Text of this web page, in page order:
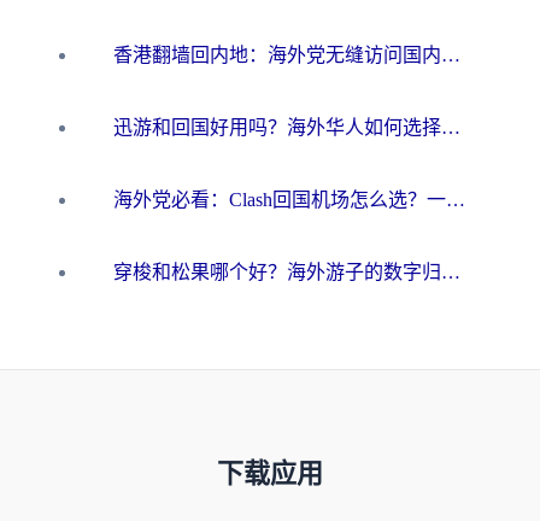
香港翻墙回内地：海外党无缝访问国内资源的加速器选择全攻略
迅游和回国好用吗？海外华人如何选择靠谱的回国加速器
海外党必看：Clash回国机场怎么选？一篇搞定无缝访问国内资源的全攻略
穿梭和松果哪个好？海外游子的数字归乡路，到底该怎么选
下载应用